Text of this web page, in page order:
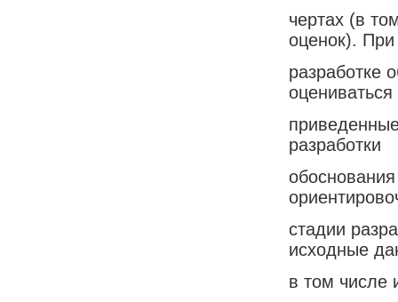
чертах (в
оценок). При
разработке
оцениваться
разработки
стадии
исходные
в том числе